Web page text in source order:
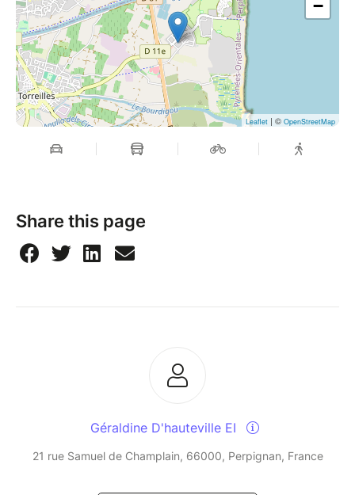
−
Leaflet | © OpenStreetMap
Share this page
Géraldine D'hauteville EI
21 rue Samuel de Champlain, 66000, Perpignan, France